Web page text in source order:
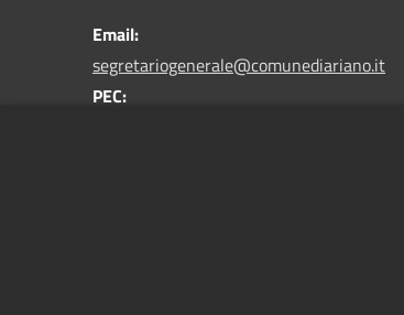
Email:
segretariogenerale@comunediariano.it
PEC: